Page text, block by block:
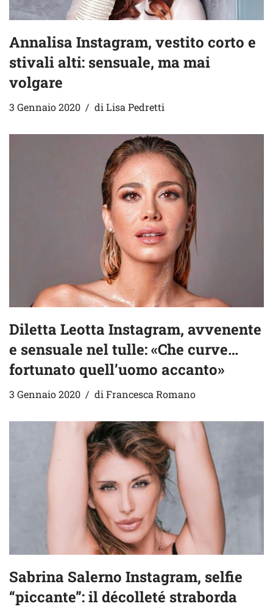
Annalisa Instagram, vestito corto e
stivali alti: sensuale, ma mai
volgare
3 Gennaio 2020 di Lisa Pedretti
Diletta Leotta Instagram, avvenente
e sensuale nel tulle: «Che curve…
fortunato quell’uomo accanto»
3 Gennaio 2020 diFrancesca Romano
Sabrina Salerno Instagram, selfie
“piccante”: il décolleté straborda